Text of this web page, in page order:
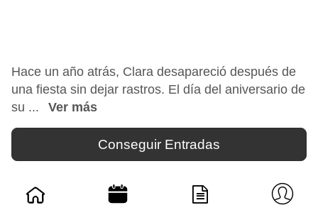
Hace un año atrás, Clara desapareció después de
una fiesta sin dejar rastros. El día del aniversario de
su ...
Ver más
Conseguir Entradas